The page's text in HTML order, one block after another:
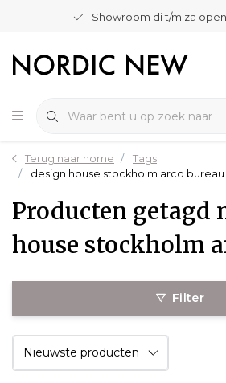
Showroom di t/m za open
Terug naar home
Tags
design house stockholm arco bureau
Producten getagd
house stockholm
Filter